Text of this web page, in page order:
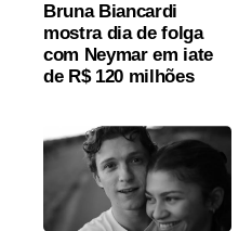
Bruna Biancardi
mostra dia de folga
com Neymar em iate
de R$ 120 milhões